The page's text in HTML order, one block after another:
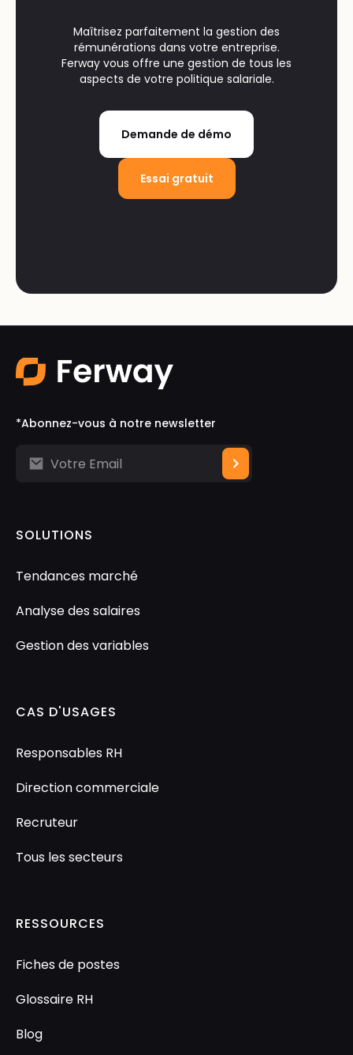
Maîtrisez parfaitement la gestion des
rémunérations dans votre entreprise.
Ferway vous offre une gestion de tous les
aspects de votre politique salariale.
Demande de démo
Essai gratuit
SOLUTIONS
Tendances marché
Analyse des salaires
Gestion des variables
CAS D'USAGES
Responsables RH
Direction commerciale
Recruteur
Tous les secteurs
RESSOURCES
Fiches de postes
Glossaire RH
Blog
*Abonnez-vous à notre newsletter